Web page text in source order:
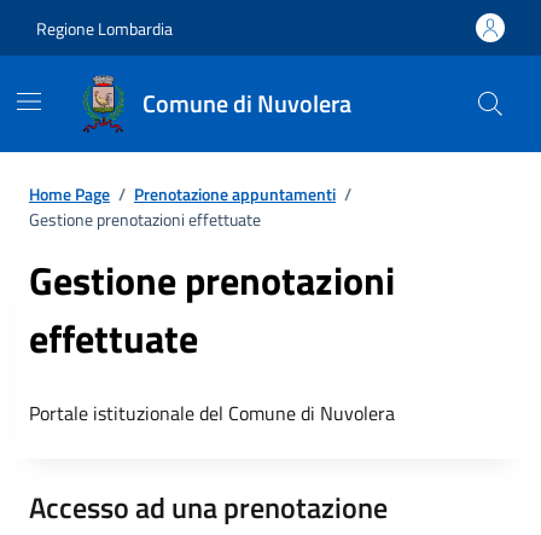
Regione Lombardia
Comune di Nuvolera
Home Page / Prenotazione appuntamenti /
Gestione prenotazioni effettuate
Gestione prenotazioni
effettuate
Portale istituzionale del Comune di Nuvolera
Accesso ad una prenotazione